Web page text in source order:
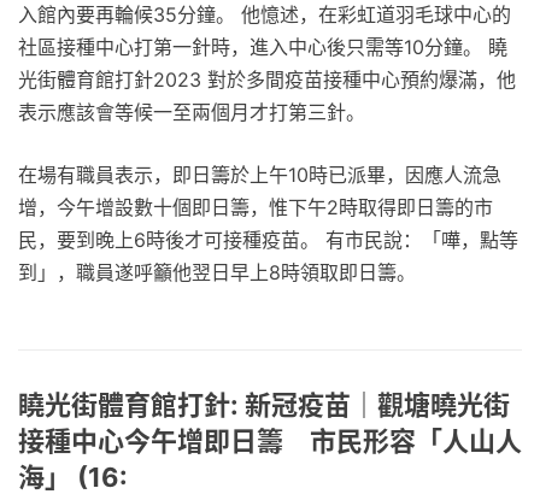
入館內要再輪候35分鐘。 他憶述，在彩虹道羽毛球中心的
社區接種中心打第一針時，進入中心後只需等10分鐘。 䁱
光街體育館打針2023 對於多間疫苗接種中心預約爆滿，他
表示應該會等候一至兩個月才打第三針。
在場有職員表示，即日籌於上午10時已派畢，因應人流急
增，今午增設數十個即日籌，惟下午2時取得即日籌的市
民，要到晚上6時後才可接種疫苗。 有市民說：「嘩，點等
到」，職員遂呼籲他翌日早上8時領取即日籌。
䁱光街體育館打針: 新冠疫苗｜觀塘曉光街
接種中心今午增即日籌 市民形容「人山人
海」 (16: